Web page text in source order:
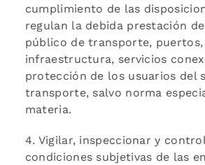
cumplimiento de las
regulan la debida prestación
público de transporte, puertos,
infraestructura, servicios
protección de los usuarios del
transporte, salvo norma
materia.
4. Vigilar, inspeccionar y
condiciones subjetivas de las